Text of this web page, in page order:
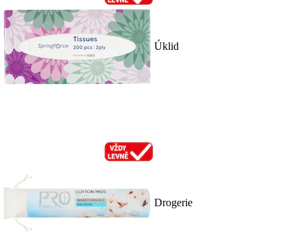
Úklid
Drogerie